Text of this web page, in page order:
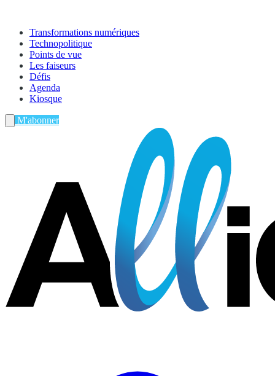
Transformations numériques
Technopolitique
Points de vue
Les faiseurs
Défis
Agenda
Kiosque
M'abonner